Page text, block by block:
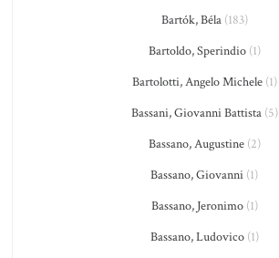
Bartók, Béla(183)
Bartoldo, Sperindio(1)
Bartolotti, Angelo Michele(1)
Bassani, Giovanni Battista(5)
Bassano, Augustine(2)
Bassano, Giovanni (1)
Bassano, Jeronimo(1)
Bassano, Ludovico(1)